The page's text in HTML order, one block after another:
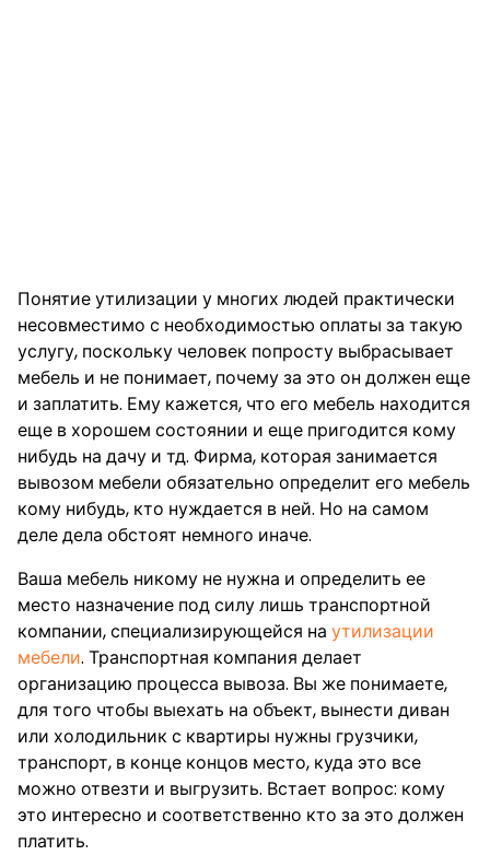
Понятие утилизации у многих людей практически
несовместимо с необходимостью оплаты за такую
услугу, поскольку человек попросту выбрасывает
мебель и не понимает, почему за это он должен еще
и заплатить. Ему кажется, что его мебель находится
еще в хорошем состоянии и еще пригодится кому
нибудь на дачу и тд. Фирма, которая занимается
вывозом мебели обязательно определит его мебель
кому нибудь, кто нуждается в ней. Но на самом
деле дела обстоят немного иначе.
Ваша мебель никому не нужна и определить ее
место назначение под силу лишь транспортной
компании, специализирующейся на утилизации
мебели. Транспортная компания делает
организацию процесса вывоза. Вы же понимаете,
для того чтобы выехать на объект, вынести диван
или холодильник с квартиры нужны грузчики,
транспорт, в конце концов место, куда это все
можно отвезти и выгрузить. Встает вопрос: кому
это интересно и соответственно кто за это должен
платить.